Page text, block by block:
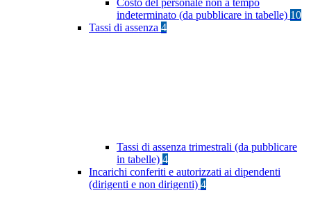
Costo del personale non a tempo
indeterminato (da pubblicare in tabelle) 10
Tassi di assenza 4
Tassi di assenza trimestrali (da pubblicare
in tabelle) 4
Incarichi conferiti e autorizzati ai dipendenti
(dirigenti e non dirigenti) 4